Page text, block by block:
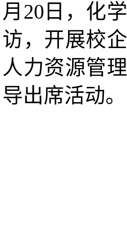
月20日，化
访，开展校
人力资源管
导出席活动。